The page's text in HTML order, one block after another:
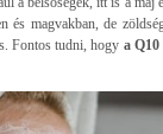
és magvakban, de
Fontos tudni, hogy a